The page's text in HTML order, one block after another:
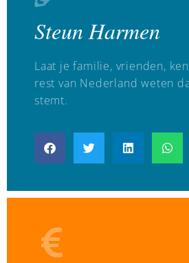
Steun Harmen
Laat je familie, vrienden,
rest van Nederland weten
stemt.